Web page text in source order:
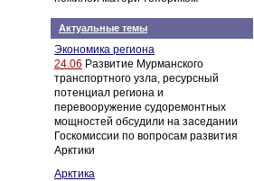
Актуальные темы
Экономика региона
24.06 Развитие Мурманского
транспортного узла, ресурсный
потенциал региона и
перевооружение судоремонтных
мощностей обсудили на заседании
Госкомиссии по вопросам развития
Арктики
Арктика